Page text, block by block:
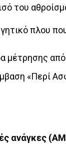
του
πλου
μέτρησης
«Περί
ανάγκες